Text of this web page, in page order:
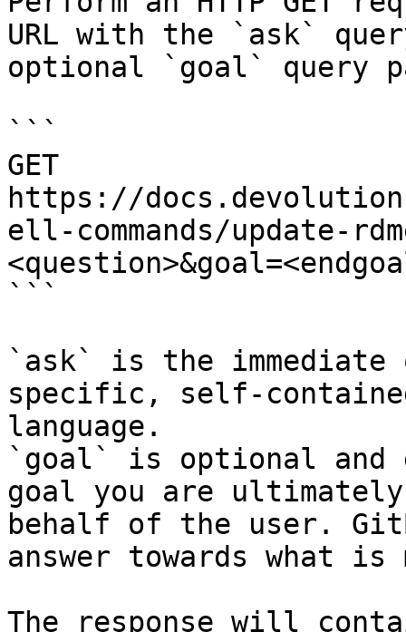
URL with the `ask`
optional `goal` query
```
GET
https://
ell-commands/update-
```
`ask` is the
specific, self-
language.
`goal` is optional and
goal you are
behalf of the user.
answer towards what
The response will